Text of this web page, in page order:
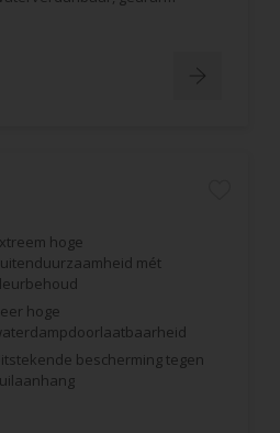
hoge
mét
hoge
bescherming tegen